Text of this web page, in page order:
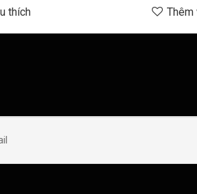
1.432.000 ₫
thích Thêm